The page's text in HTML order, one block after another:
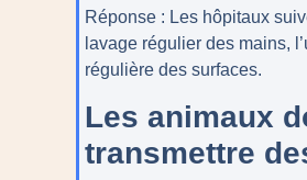
Réponse : Les hôpitaux
lavage régulier des mains,
régulière des surfaces.
Les animaux
transmettre